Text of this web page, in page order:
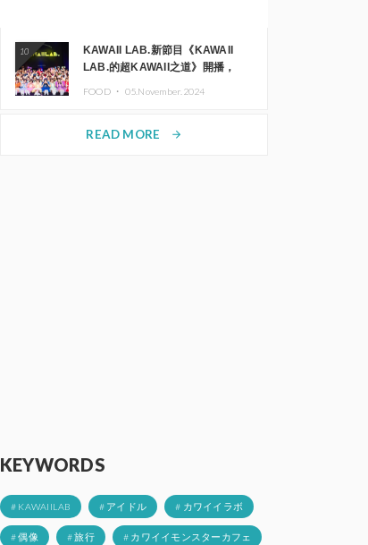
10
KAWAII LAB.新節目《KAWAII
LAB.的超KAWAII之道》開播，
FOOD ・ 05.November.2024
READ MORE arrow_forward
KEYWORDS
# KAWAIILAB # アイドル # カワイイラボ
# 偶像 # 旅行 # カワイイモンスターカフェ